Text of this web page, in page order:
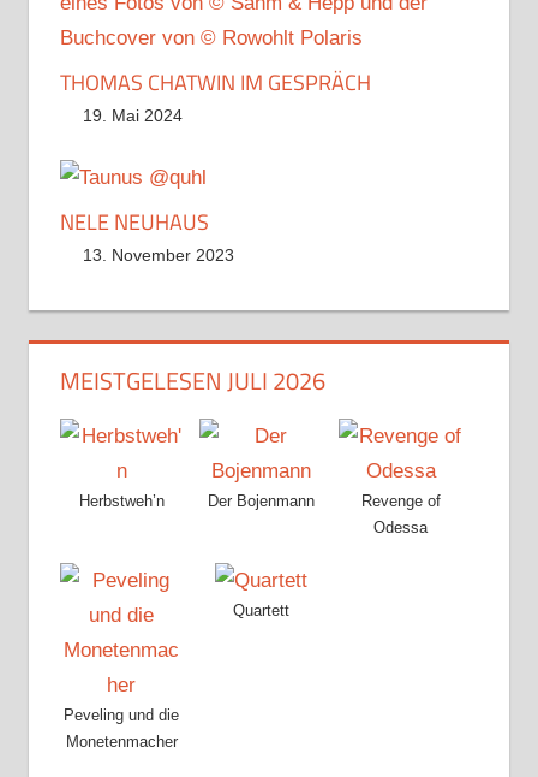
THOMAS CHATWIN IM GESPRÄCH
19. Mai 2024
NELE NEUHAUS
13. November 2023
MEISTGELESEN JULI 2026
Herbstweh’n Der Bojenmann
Revenge of
Odessa
Peveling und die
Monetenmacher
Quartett